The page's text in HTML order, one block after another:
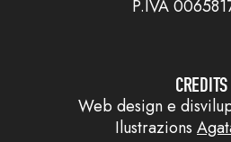
P.IVA
CREDITS
Web design e
Ilustrazions